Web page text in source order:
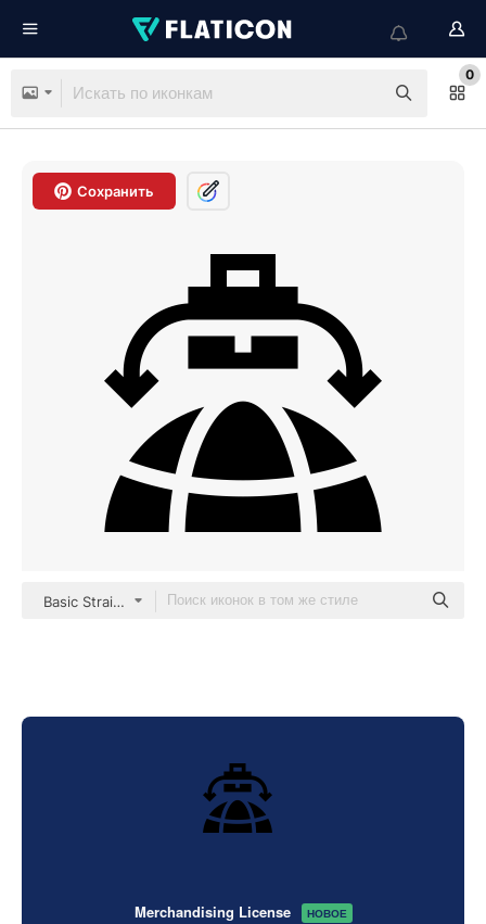
0
Сохранить
Basic Straight Filled
Merchandising License НОВОЕ